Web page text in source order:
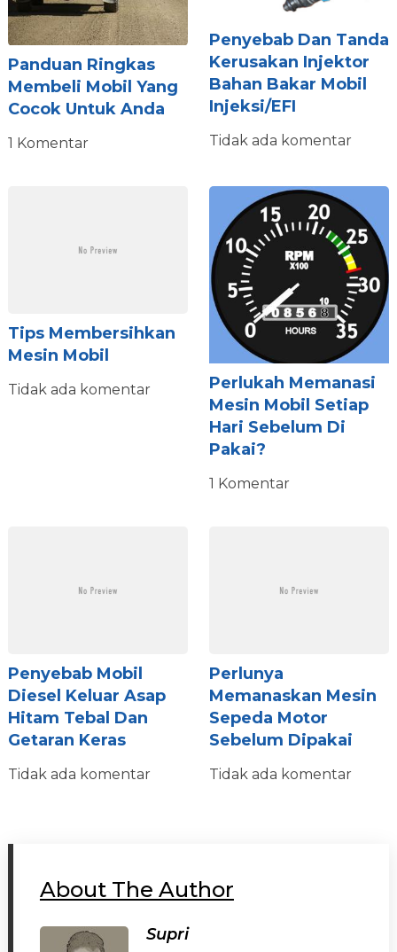
Panduan Ringkas
Membeli Mobil Yang
Cocok Untuk Anda
1 Komentar
Penyebab Dan Tanda
Kerusakan Injektor
Bahan Bakar Mobil
Injeksi/EFI
Tidak ada komentar
Tips Membersihkan
Mesin Mobil
Tidak ada komentar
Perlukah Memanasi
Mesin Mobil Setiap
Hari Sebelum Di
Pakai?
1 Komentar
Penyebab Mobil
Diesel Keluar Asap
Hitam Tebal Dan
Getaran Keras
Tidak ada komentar
Perlunya
Memanaskan Mesin
Sepeda Motor
Sebelum Dipakai
Tidak ada komentar
About The Author
Supri